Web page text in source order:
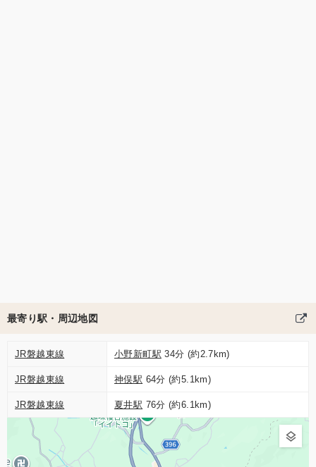
最寄り駅・周辺地図
JR磐越東線 小野新町駅 34分 (約2.7km)
JR磐越東線 神俣駅 64分 (約5.1km)
JR磐越東線 夏井駅 76分 (約6.1km)